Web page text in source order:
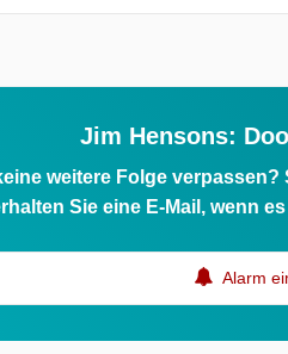
Jim Hensons:
weitere Folge
Sie eine E-Mail, wenn
Alarm